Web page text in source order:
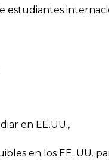
estudiantes
en EE.UU.,
en los EE. UU.